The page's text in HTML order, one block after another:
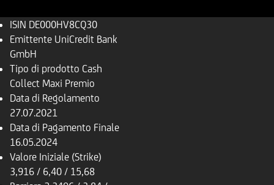
ISIN DE000HV8CQ30
Emittente UniCredit Bank
GmbH
Tipo di prodotto Cash
Collect Maxi Premio
Data di Regolamento
27.07.2021
Data di Pagamento Finale
16.05.2024
Valore Iniziale (Strike)
3,916 / 6,40 / 15,68